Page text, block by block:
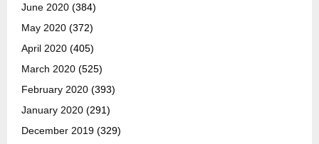
June 2020 (384)
May 2020 (372)
April 2020 (405)
March 2020 (525)
February 2020 (393)
January 2020 (291)
December 2019 (329)